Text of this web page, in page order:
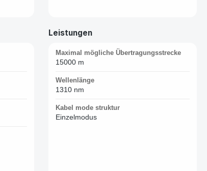
Leistungen
Maximal mögliche Übertragungsstrecke
15000 m
Wellenlänge
1310 nm
Kabel mode struktur
Einzelmodus